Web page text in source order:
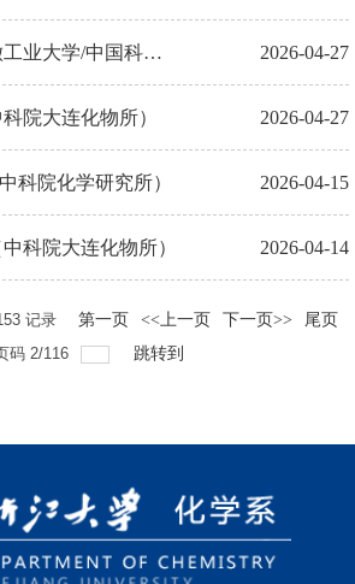
业大学/中国科学 2026-04-27
院大连化物所） 2026-04-27
科院化学研究所） 2026-04-15
科院大连化物所） 2026-04-14
记录 第一页 <<上一页 下一页>>
尾页
码 2/116 跳转到